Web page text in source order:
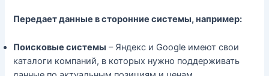
Передает данные в сторонние системы, например:
Поисковые системы – Яндекс и Google имеют свои
каталоги компаний, в которых нужно поддерживать